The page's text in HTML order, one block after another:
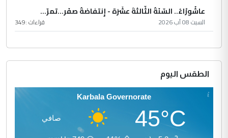
عاشُورْاءُ.. السّنَةُ الثّالثةَ عشَرَة - إِنتفاضةُ صفَر…تمرّ...
السبت 08 آب 2026 قراءات :349
الطقس اليوم
Karbala Governorate
45°C صافي